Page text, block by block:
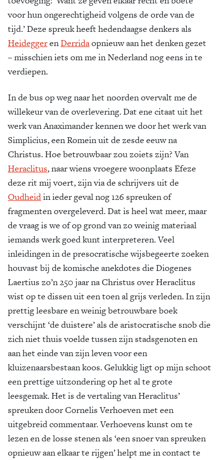
voor hun ongerechtigheid volgens de orde van de
tijd.’ Deze spreuk heeft hedendaagse denkers als
HeideggerenDerridaopnieuw aan het denken gezet
– misschien iets om me in Nederland nog eens in te
verdiepen.
In de bus op weg naar het noorden overvalt me de
willekeur van de overlevering. Dat ene citaat uit het
werk van Anaximander kennen we door het werk van
Simplicius, een Romein uit de zesde eeuw na
Christus. Hoe betrouwbaar zou zoiets zijn? Van
Heraclitus, naar wiens vroegere woonplaats Efeze
deze rit mij voert, zijn via de schrijvers uit de
Oudheidin ieder geval nog 126 spreuken of
fragmenten overgeleverd. Dat is heel wat meer, maar
de vraag is we of op grond van zo weinig materiaal
iemands werk goed kunt interpreteren. Veel
inleidingen in de presocratische wijsbegeerte zoeken
houvast bij de komische anekdotes die Diogenes
Laertius zo’n 250 jaar na Christus over Heraclitus
wist op te dissen uit een toen al grijs verleden. In zijn
prettig leesbare en weinig betrouwbare boek
verschijnt ‘de duistere’ als de aristocratische snob die
zich niet thuis voelde tussen zijn stadsgenoten en
aan het einde van zijn leven voor een
kluizenaarsbestaan koos. Gelukkig ligt op mijn schoot
een prettige uitzondering op het al te grote
leesgemak. Het is de vertaling van Heraclitus’
spreuken door Cornelis Verhoeven met een
uitgebreid commentaar. Verhoevens kunst om te
lezen en de losse stenen als ‘een snoer van spreuken
opnieuw aan elkaar te rijgen’ helpt me in contact te